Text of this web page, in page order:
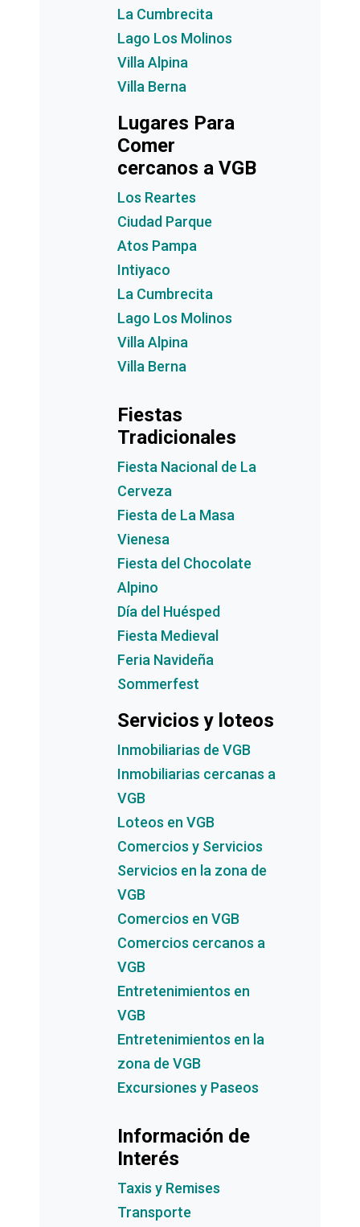
La Cumbrecita
Lago Los Molinos
Villa Alpina
Villa Berna
Lugares Para
Comer
cercanos a VGB
Los Reartes
Ciudad Parque
Atos Pampa
Intiyaco
La Cumbrecita
Lago Los Molinos
Villa Alpina
Villa Berna
Fiestas
Tradicionales
Fiesta Nacional de La
Cerveza
Fiesta de La Masa
Vienesa
Fiesta del Chocolate
Alpino
Día del Huésped
Fiesta Medieval
Feria Navideña
Sommerfest
Servicios y loteos
Inmobiliarias de VGB
Inmobiliarias cercanas a
VGB
Loteos en VGB
Comercios y Servicios
Servicios en la zona de
VGB
Comercios en VGB
Comercios cercanos a
VGB
Entretenimientos en
VGB
Entretenimientos en la
zona de VGB
Excursiones y Paseos
Información de
Interés
Taxis y Remises
Transporte